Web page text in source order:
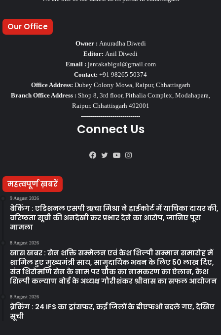
Our Office
Owner : Anuradha Diwedi
Editor: Anil Diwedi
Email : jantakabigul@gmail.com
Contact: +91 98265 50374
Office Address: Dubey Colony Mowa, Raipur, Chhattisgarh
Branch Office Address : Shop 8, 3rd floor, Pithalia Complex, Modahapara,
Raipur. Chhattisgarh 492001
------------------------------
Connect Us
Facebook
TwitterYouTube
महत्वपूर्ण ख़बरें
9 August 2026
ब्रेकिंग : एडिशनल एसपी ऋचा मिश्रा ने हाईकोर्ट में याचिका दायर की,
वरिष्ठता सूची की अनदेखी कर प्रभार देने का आरोप, जानिए पूरा
मामला
8 August 2026
खास खबर : सेन शक्ति सम्मेलन एवं केश शिल्पी सम्मान समारोह में
शामिल हुए मुख्यमंत्री साय, सामुदायिक भवन के लिए 50 लाख दिए,
संत शिरोमणि सेन के नाम पर चौक का नामकरण का ऐलान, केश
शिल्पी कल्याण बोर्ड के अध्यक्ष गौरीशंकर श्रीवास का सफल आयोजन
8 August 2026
ब्रेकिंग : 24 IFS का ट्रांसफर, कई जिलों के डीएफओ बदले गए, देखिए
सूची